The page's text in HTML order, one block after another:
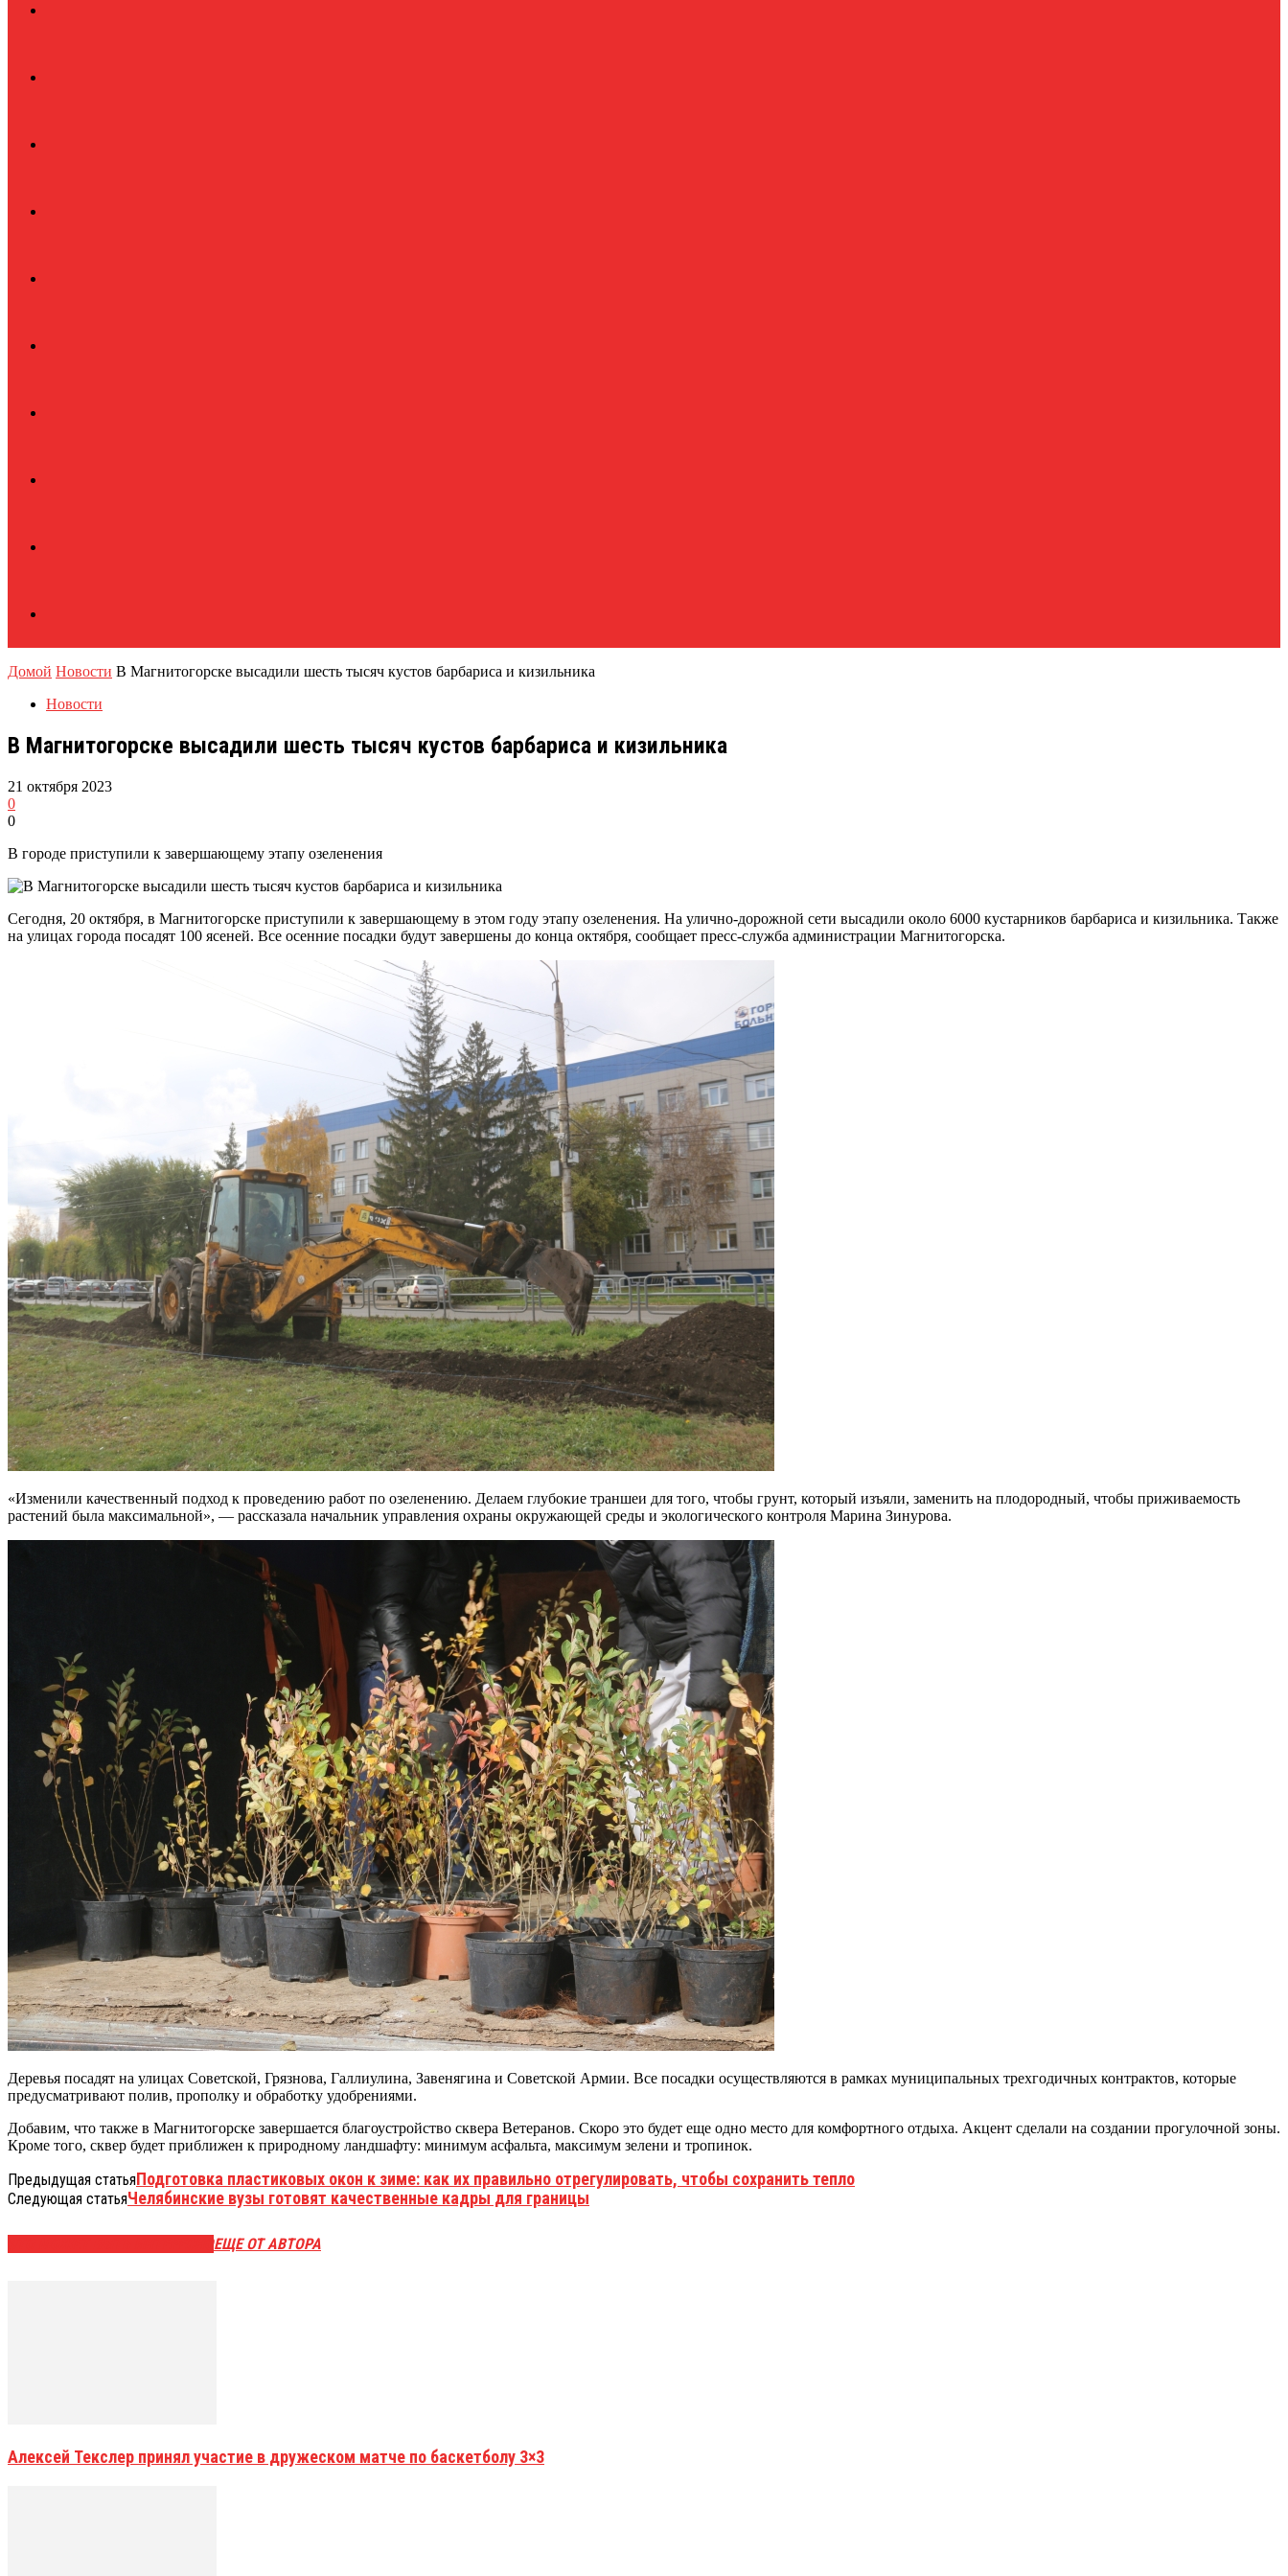
Домой Новости В Магнитогорске высадили шесть тысяч кустов барбариса и кизильника
Новости
В Магнитогорске высадили шесть тысяч кустов барбариса и кизильника
21 октября 2023
0
0
В городе приступили к завершающему этапу озеленения
Сегодня, 20 октября, в Магнитогорске приступили к завершающему в этом году этапу озеленения. На улично-дорожной сети высадили около 6000 кустарников барбариса и кизильника. Также
на улицах города посадят 100 ясеней. Все осенние посадки будут завершены до конца октября, сообщает пресс-служба администрации Магнитогорска.
«Изменили качественный подход к проведению работ по озеленению. Делаем глубокие траншеи для того, чтобы грунт, который изъяли, заменить на плодородный, чтобы приживаемость
растений была максимальной», — рассказала начальник управления охраны окружающей среды и экологического контроля Марина Зинурова.
Деревья посадят на улицах Советской, Грязнова, Галлиулина, Завенягина и Советской Армии. Все посадки осуществляются в рамках муниципальных трехгодичных контрактов, которые
предусматривают полив, прополку и обработку удобрениями.
Добавим, что также в Магнитогорске завершается благоустройство сквера Ветеранов. Скоро это будет еще одно место для комфортного отдыха. Акцент сделали на создании прогулочной зоны.
Кроме того, сквер будет приближен к природному ландшафту: минимум асфальта, максимум зелени и тропинок.
Предыдущая статьяПодготовка пластиковых окон к зиме: как их правильно отрегулировать, чтобы сохранить тепло
Следующая статьяЧелябинские вузы готовят качественные кадры для границы
ЕЩЕ ОТ АВТОРА
Алексей Текслер принял участие в дружеском матче по баскетболу 3×3